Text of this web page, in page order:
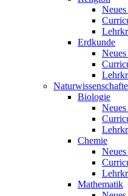
Erdkunde
Biologie
Chemie
Mathematik